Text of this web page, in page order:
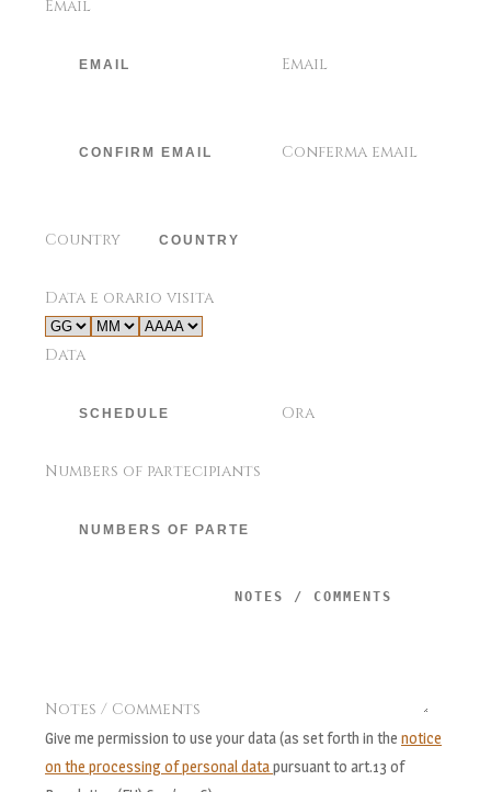
Email
Email
Conferma email
Country
Data e orario visita
Data
Ora
Numbers of partecipiants
Notes / Comments
Give me permission to use your data (as set forth in the notice
on the processing of personal datapursuant to art.13 of